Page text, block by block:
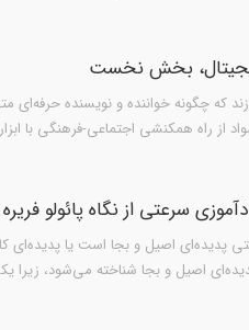
بخش نخست
چگونه خواننده و نویسنده حرفه‌ای
از راه همکنشی اجتماعی-فرهنگی با
سرعتی از نگاه پائولو فریره
پدیده‌ای اصیل و بجا است یا پدیده‌ای
اصیل و بجا شناخته می‌شود، زیرا